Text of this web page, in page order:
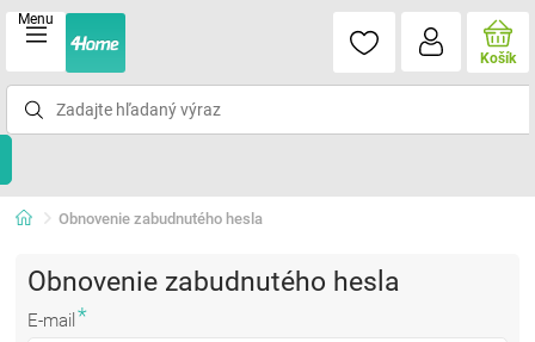
Menu
Košík
Obnovenie zabudnutého hesla
Obnovenie zabudnutého hesla
E-mail*